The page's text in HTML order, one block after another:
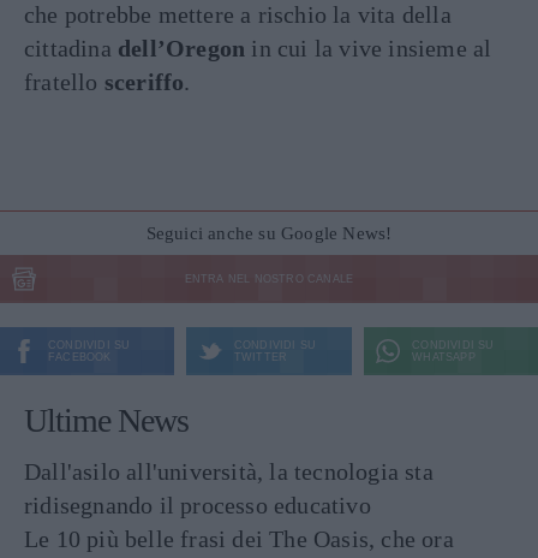
che potrebbe mettere a rischio la vita della
cittadina dell’Oregon in cui la vive insieme al
fratello sceriffo.
Seguici anche su Google News!
ENTRA NEL NOSTRO CANALE
CONDIVIDI SU
FACEBOOK
CONDIVIDI SU
TWITTER
CONDIVIDI SU
WHATSAPP
Ultime News
Dall'asilo all'università, la tecnologia sta
ridisegnando il processo educativo
Le 10 più belle frasi dei The Oasis, che ora